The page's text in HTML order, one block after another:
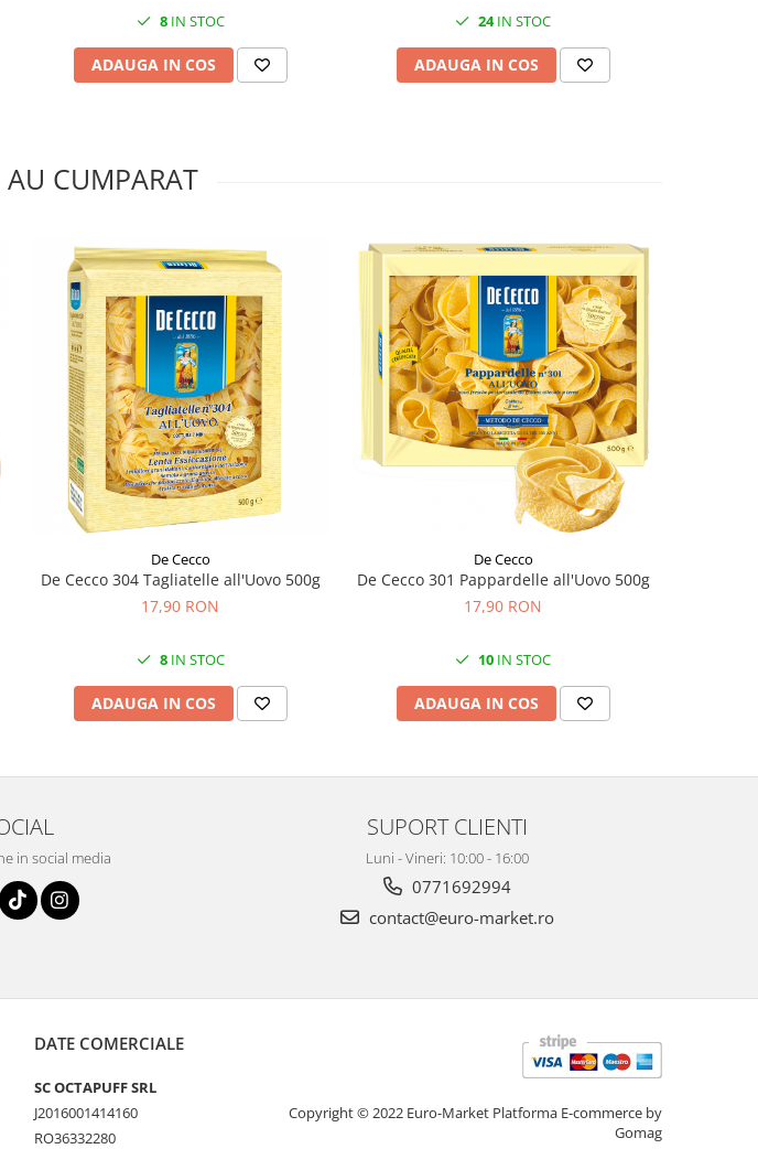
8IN STOC
ADAUGA IN COS
24IN STOC
ADAUGA IN COS
CUMPARAT
De Cecco
De Cecco 304 Tagliatelle all'Uovo 500g
17,90 RON
8IN STOC
ADAUGA IN COS
De Cecco
De Cecco 301 Pappardelle all'Uovo 500g
17,90 RON
10 IN STOC
ADAUGA IN COS
in social media
SUPORT CLIENTI
Luni - Vineri: 10:00 - 16:00
0771692994
contact@euro-market.ro
DATE COMERCIALE
SC OCTAPUFF SRL
J2016001414160
RO36332280
Copyright © 2022 Euro-Market Platforma E-commerce by
Gomag